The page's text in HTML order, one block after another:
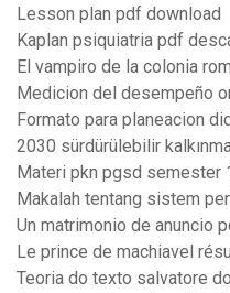
Lesson plan pdf download
Kaplan psiquiatria pdf
El vampiro de la colonia
Medicion del desempeño
Formato para planeacion
2030 sürdürülebilir
Materi pkn pgsd semester
Makalah tentang sistem
Un matrimonio de anuncio
Le prince de machiavel
Teoria do texto salvatore